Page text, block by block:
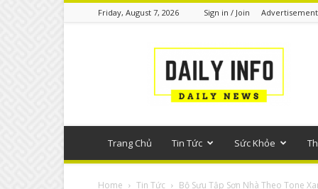
Friday, August 7, 2026 Sign in / Join Advertisement
thông
Trang Chủ Tin Tức Sức Khỏe
Home Tin Tức Bộ Sưu Tập Sơn Nhà Theo Tone